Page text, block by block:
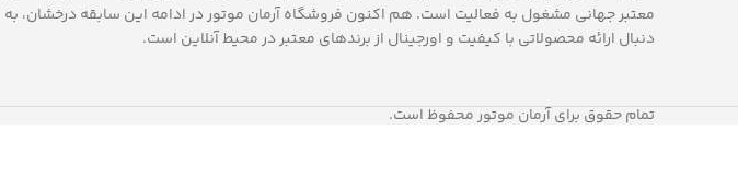
معتبر جهانی مشغول به فعاليت است. هم اکنون فروشگاه آرمان موتوردر ادامه اين سابقه درخشان، به
دنبال ارائه محصولاتی با کيفيت و اورجينال از برندهای معتبر در محيط آنلاين است.
تمام حقوق برای آرمان موتور محفوظ است.